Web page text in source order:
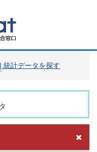
統計データを探す